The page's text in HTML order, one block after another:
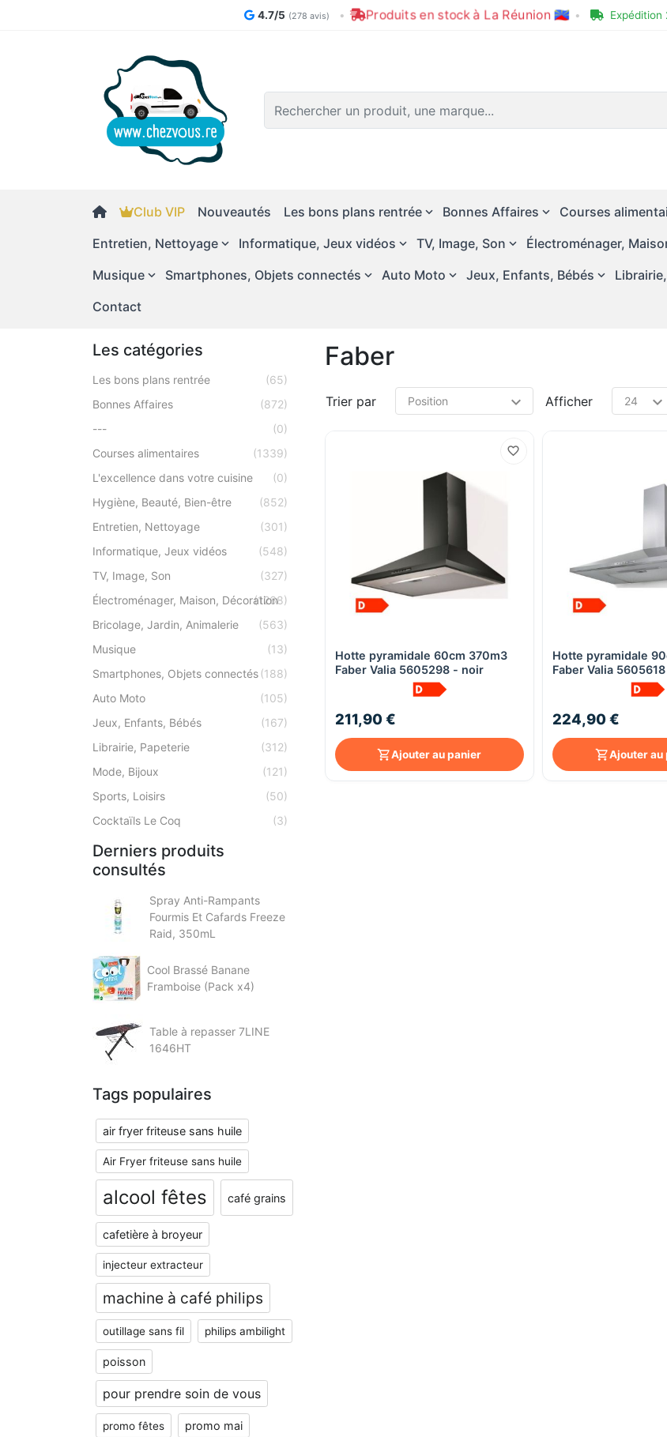
4.7/5 (278 avis) • Produits en stock à La Réunion 🇷🇪 •
Club VIP Nouveautés Les bons plans rentrée Bonnes Affaires Courses
Entretien, Nettoyage
Informatique, Jeux vidéos TV, Image, Son Électroménager,
Musique
Smartphones, Objets connectés Auto Moto Jeux, Enfants, Bébés
Contact
Les catégories
Les bons plans rentrée
(65)
Bonnes Affaires
(872)
---
(0)
Courses alimentaires
(1339)
L'excellence dans votre cuisine
(0)
Hygiène, Beauté, Bien-être
(852)
Entretien, Nettoyage
(301)
Informatique, Jeux vidéos
(548)
TV, Image, Son
(327)
Électroménager, Maison, Décoration
(1268)
Bricolage, Jardin, Animalerie
(563)
Musique
(13)
Smartphones, Objets connectés(188)
Auto Moto
(105)
Jeux, Enfants, Bébés
(167)
Librairie, Papeterie
(312)
Mode, Bijoux
(121)
Sports, Loisirs
(50)
Cocktaïls Le Coq
(3)
Derniers produits
consultés
Spray Anti-Rampants
Fourmis Et Cafards Freeze
Raid, 350mL
Cool Brassé Banane
Framboise (Pack x4)
Table à repasser 7LINE
1646HT
Tags populaires
air fryer friteuse sans huile
Air Fryer friteuse sans huile
alcool fêtes café grains
cafetière à broyeur
injecteur extracteur
machine à café philips
outillage sans fil philips ambilight
poisson
pour prendre soin de vous
promo fêtes promo mai
Faber
Trier par Afficher
Aperçu rapide
Hotte pyramidale 60cm 370m3
Faber Valia 5605298 - noir
211,90 €
Ajouter au panier
Aperçu
Hotte pyramidale
Faber Valia
224,90 €
Ajouter au